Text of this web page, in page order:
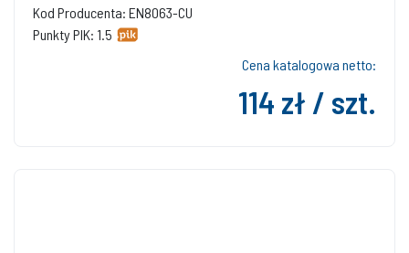
Kod Producenta: EN8063-CU
Punkty PIK: 1.5
Cena katalogowa netto:
114 zł / szt.